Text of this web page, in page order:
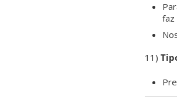
faz
11)